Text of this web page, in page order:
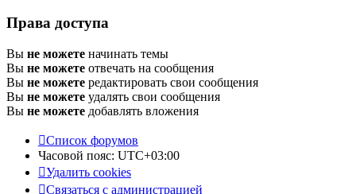
Права доступа
Вы не можете начинать темы
Вы не можете отвечать на сообщения
Вы не можете редактировать свои сообщения
Вы не можете удалять свои сообщения
Вы не можете добавлять вложения
Список форумов
Часовой пояс: UTC+03:00
Удалить cookies
Связаться с администрацией